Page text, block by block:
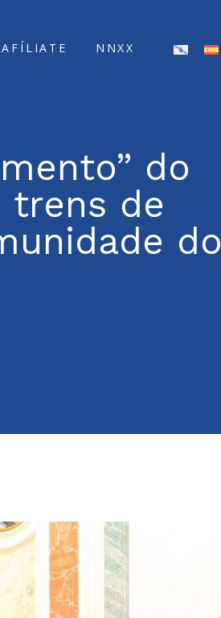
AFÍLIATE NNXX
do
trens de
do